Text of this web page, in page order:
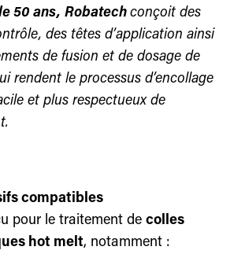
50 ans, Robatech conçoit des
des têtes d’application ainsi
de fusion et de dosage de
rendent le processus d’encollage
et plus respectueux de
compatibles
pour le traitement de colles
hot melt, notamment :